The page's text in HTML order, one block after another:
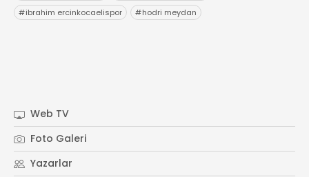
#ibrahim ercinkocaelispor #hodri meydan
Web TV
Foto Galeri
Yazarlar